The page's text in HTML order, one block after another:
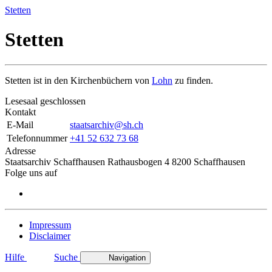
Stetten
Stetten
Stetten ist in den Kirchenbüchern von Lohn zu finden.
Lesesaal geschlossen
Kontakt
E-Mail
staatsarchiv@sh.ch
Telefonnummer +41 52 632 73 68
Adresse
Staatsarchiv Schaffhausen Rathausbogen 4 8200 Schaffhausen
Folge uns auf
Impressum
Disclaimer
Hilfe Suche Navigation